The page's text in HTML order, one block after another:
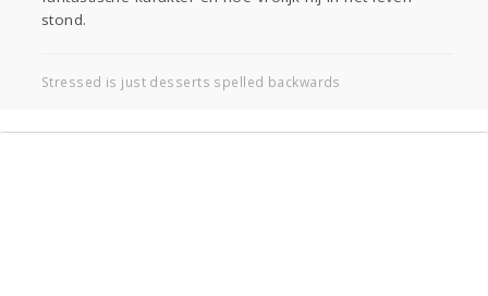
stond.
Stressed is just desserts spelled backwards